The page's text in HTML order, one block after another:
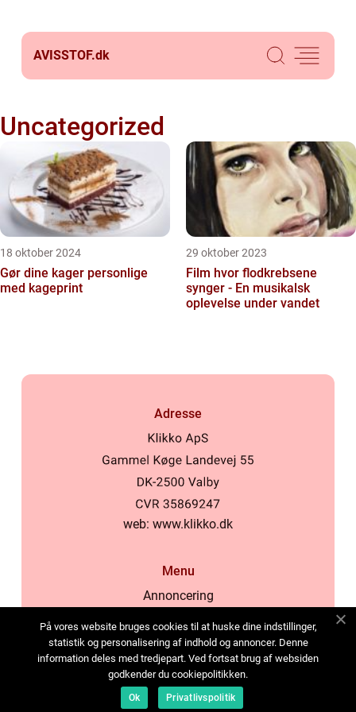
AVISSTOF.dk
Uncategorized
18 oktober 2024
Gør dine kager personlige
med kageprint
29 oktober 2023
Film hvor flodkrebsene
synger - En musikalsk
oplevelse under vandet
Adresse
web: www.klikko.dk
Menu
Annoncering
Cookies
Kontakt os
Sitemap
På vores website bruges cookies til at huske dine indstillinger,
statistik og personalisering af indhold og annoncer. Denne
information deles med tredjepart. Ved fortsat brug af websiden
godkender du cookiepolitikken.
Ok Privatlivspolitik